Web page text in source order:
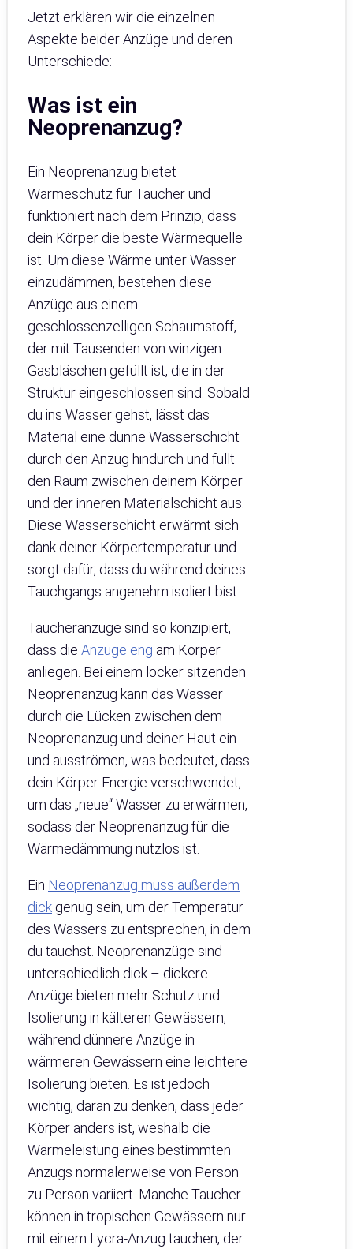
Jetzt erklären wir die einzelnen
Aspekte beider Anzüge und deren
Unterschiede:
Was ist ein
Neoprenanzug?
Ein Neoprenanzug bietet
Wärmeschutz für Taucher und
funktioniert nach dem Prinzip, dass
dein Körper die beste Wärmequelle
ist. Um diese Wärme unter Wasser
einzudämmen, bestehen diese
Anzüge aus einem
geschlossenzelligen Schaumstoff,
der mit Tausenden von winzigen
Gasbläschen gefüllt ist, die in der
Struktur eingeschlossen sind. Sobald
du ins Wasser gehst, lässt das
Material eine dünne Wasserschicht
durch den Anzug hindurch und füllt
den Raum zwischen deinem Körper
und der inneren Materialschicht aus.
Diese Wasserschicht erwärmt sich
dank deiner Körpertemperatur und
sorgt dafür, dass du während deines
Tauchgangs angenehm isoliert bist.
Taucheranzüge sind so konzipiert,
dass die Anzüge eng am Körper
anliegen. Bei einem locker sitzenden
Neoprenanzug kann das Wasser
durch die Lücken zwischen dem
Neoprenanzug und deiner Haut ein-
und ausströmen, was bedeutet, dass
dein Körper Energie verschwendet,
um das „neue“ Wasser zu erwärmen,
sodass der Neoprenanzug für die
Wärmedämmung nutzlos ist.
Ein Neoprenanzug muss außerdem
dick genug sein, um der Temperatur
des Wassers zu entsprechen, in dem
du tauchst. Neoprenanzüge sind
unterschiedlich dick – dickere
Anzüge bieten mehr Schutz und
Isolierung in kälteren Gewässern,
während dünnere Anzüge in
wärmeren Gewässern eine leichtere
Isolierung bieten. Es ist jedoch
wichtig, daran zu denken, dass jeder
Körper anders ist, weshalb die
Wärmeleistung eines bestimmten
Anzugs normalerweise von Person
zu Person variiert. Manche Taucher
können in tropischen Gewässern nur
mit einem Lycra-Anzug tauchen, der